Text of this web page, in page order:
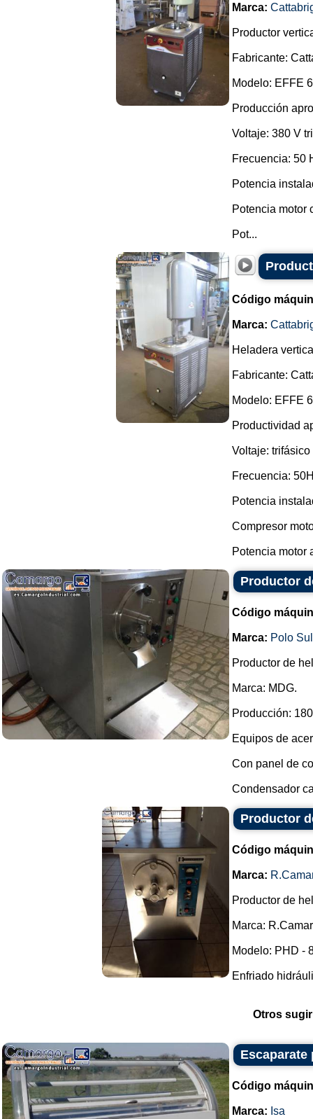
Marca:
Productor
Fabricante:
Modelo: EFFE
Producción
Voltaje: 380 V
Frecuencia: 50
Potencia
Potencia motor
Pot...
Código
Marca:
Heladera
Fabricante:
Modelo: EFFE
Productividad
Voltaje: trifásico
Frecuencia:
Potencia
Compresor
Potencia motor
Productor
Código
Marca: Polo
Productor de
Marca: MDG.
Producción:
Equipos de
Con panel de
Condensador
Productor
Código
Marca:
Productor de
Marca:
Modelo: PHD -
Enfriado
Otros
Escaparate
Código
Marca: Isa